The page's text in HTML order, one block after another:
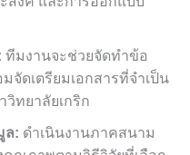
ทีมงานจะช่วยจัดทำข้อ
จัดเตรียมเอกสารที่จำเป็น
ทยาลัยเกริก
ล: ดำเนินงานภาคสนาม